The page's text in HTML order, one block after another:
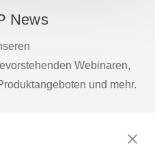
News
Webinaren,
und mehr.